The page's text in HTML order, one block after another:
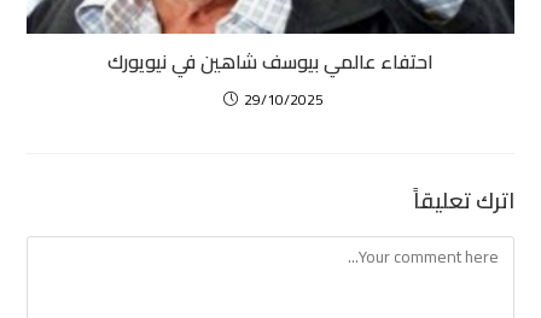
احتفاء عالمي بيوسف شاهين في نيويورك
29/10/2025
اترك تعليقاً